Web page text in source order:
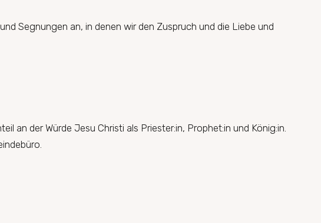
Segnungen an, in denen wir den Zuspruch und die Liebe und
an der Würde Jesu Christi als Priester:in, Prophet:in und König:in.